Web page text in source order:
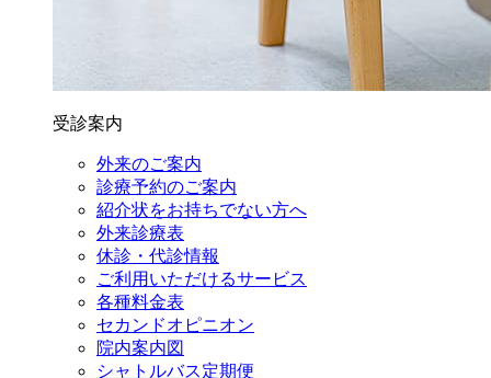
受診案内
外来のご案内
診療予約のご案内
紹介状をお持ちでない方へ
外来診療表
休診・代診情報
ご利用いただけるサービス
各種料金表
セカンドオピニオン
院内案内図
シャトルバス定期便